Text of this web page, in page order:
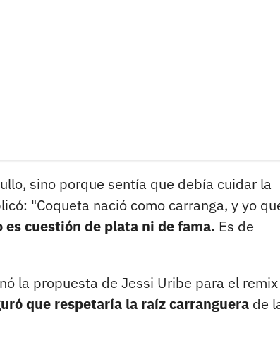
sino porque sentía que debía cuidar la
"Coqueta nació como carranga, y yo
cuestión de plata ni de fama. Es de
la propuesta de Jessi Uribe para el
que respetaría la raíz carranguera de